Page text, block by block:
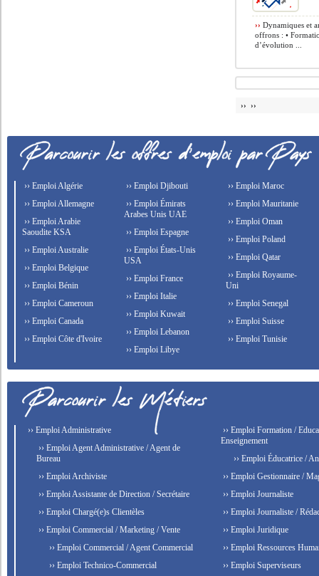
›› Dynamiques et
offrons : •
d’évolution ...
›› ››
›› Emploi Algérie
›› Emploi Allemagne
›› Emploi Arabie
Saoudite KSA
›› Emploi Australie
›› Emploi Belgique
›› Emploi Bénin
›› Emploi Cameroun
›› Emploi Canada
›› Emploi Côte d'Ivoire
›› Emploi Djibouti
›› Emploi Émirats
Arabes Unis UAE
›› Emploi Espagne
›› Emploi États-Unis
USA
›› Emploi France
›› Emploi Italie
›› Emploi Kuwait
›› Emploi Lebanon
›› Emploi Libye
›› Emploi Maroc
›› Emploi Mauritanie
›› Emploi Oman
›› Emploi Poland
›› Emploi Qatar
›› Emploi Royaume-
Uni
›› Emploi Senegal
›› Emploi Suisse
›› Emploi Tunisie
›› Emploi Administrative
›› Emploi Agent Administrative / Agent de
Bureau
›› Emploi Archiviste
›› Emploi Assistante de Direction / Secrétaire
›› Emploi Chargé(e)s Clientèles
›› Emploi Commercial / Marketing / Vente
›› Emploi Commercial / Agent Commercial
›› Emploi Technico-Commercial
›› Emploi Formation /
Enseignement
›› Emploi Éducatrice /
›› Emploi Gestionnaire /
›› Emploi Journaliste
›› Emploi Journaliste /
›› Emploi Juridique
›› Emploi Ressources
›› Emploi Superviseurs